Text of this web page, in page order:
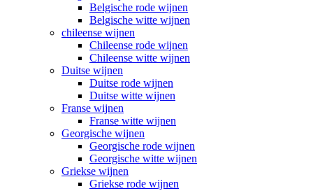
Belgische rode wijnen
Belgische witte wijnen
chileense wijnen
Chileense rode wijnen
Chileense witte wijnen
Duitse wijnen
Duitse rode wijnen
Duitse witte wijnen
Franse wijnen
Franse witte wijnen
Georgische wijnen
Georgische rode wijnen
Georgische witte wijnen
Griekse wijnen
Griekse rode wijnen